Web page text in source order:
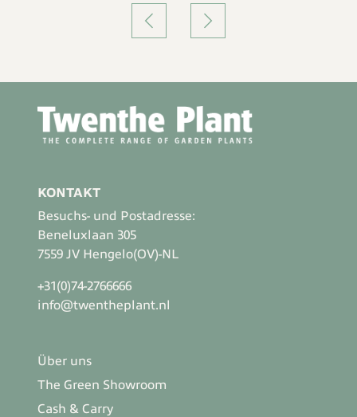
KONTAKT
Besuchs- und Postadresse:
Beneluxlaan 305
7559 JV Hengelo(OV)-NL
+31(0)74-2766666
info@twentheplant.nl
Über uns
The Green Showroom
Cash & Carry